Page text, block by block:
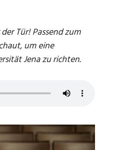
Tür! Passend zum
um eine
Jena zu richten.